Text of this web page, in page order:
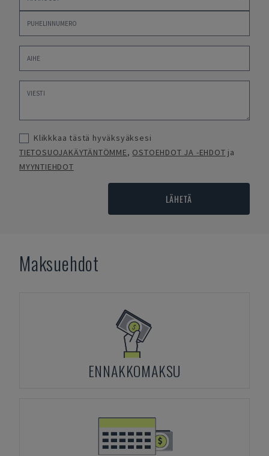
Klikkkaa tästä hyväksyäksesi
TIETOSUOJAKÄYTÄNTÖMME, OSTOEHDOT JA -EHDOT ja
MYYNTIEHDOT
LÄHETÄ
Maksuehdot
ENNAKKOMAKSU